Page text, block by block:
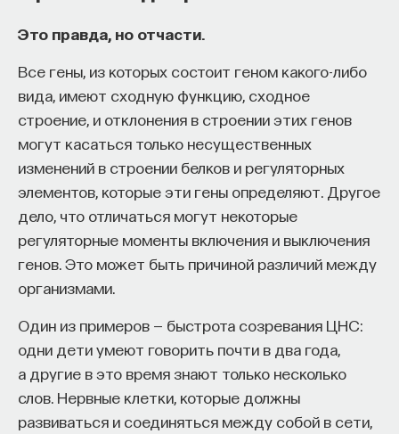
Это правда, но отчасти.
Все гены, из которых состоит геном какого-либо
вида, имеют сходную функцию, сходное
строение, и отклонения в строении этих генов
могут касаться только несущественных
изменений в строении белков и регуляторных
элементов, которые эти гены определяют. Другое
дело, что отличаться могут некоторые
регуляторные моменты включения и выключения
генов. Это может быть причиной различий между
организмами.
Один из примеров — быстрота созревания ЦНС:
одни дети умеют говорить почти в два года,
а другие в это время знают только несколько
слов. Нервные клетки, которые должны
развиваться и соединяться между собой в сети,